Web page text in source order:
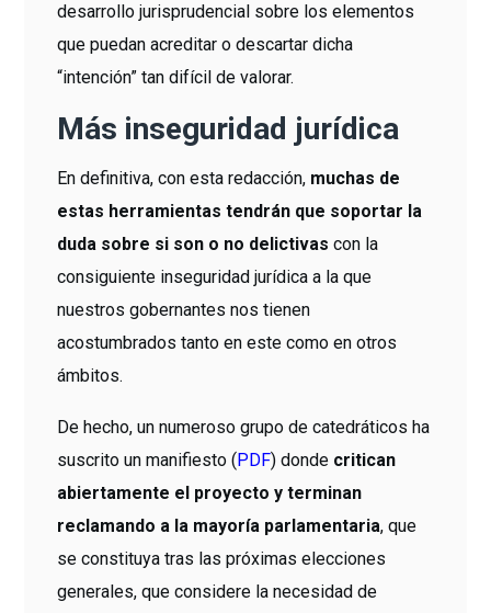
desarrollo jurisprudencial sobre los elementos
que puedan acreditar o descartar dicha
“intención” tan difícil de valorar.
Más inseguridad jurídica
En definitiva, con esta redacción, muchas de
estas herramientas tendrán que soportar la
duda sobre si son o no delictivas con la
consiguiente inseguridad jurídica a la que
nuestros gobernantes nos tienen
acostumbrados tanto en este como en otros
ámbitos.
De hecho, un numeroso grupo de catedráticos ha
suscrito un manifiesto ( PDF) donde critican
abiertamente el proyecto y terminan
reclamando a la mayoría parlamentaria, que
se constituya tras las próximas elecciones
generales, que considere la necesidad de